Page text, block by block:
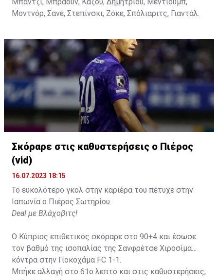
Μοντνόρ, Σανέ, Στεπίνσκι, Ζόκε, Σπόλιαριτς, Γιαντάλ.
Σκόραρε στις καθυστερήσεις ο Πιέρος
(vid)
16.07.2023 18:15
Το ευκολότερο γκολ στην καριέρα του πέτυχε στην
Ιαπωνία ο Πιέρος Σωτηρίου.
Deal με Βλάχοβιτς!
Ο Κύπριος επιθετικός σκόραρε στο 90+4 και έσωσε
τον βαθμό της ισοπαλίας της Σανφρέτσε Χιροσίμα
κόντρα στην Γιοκοχάμα FC 1-1.
Μπήκε αλλαγή στο 61ο λεπτό και στις καθυστερήσεις,